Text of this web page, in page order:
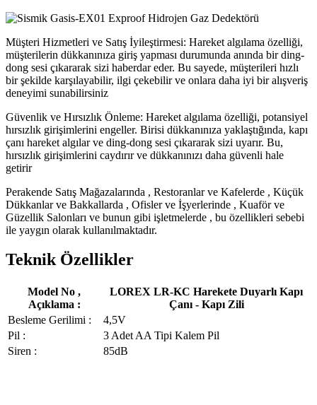
Müşteri Hizmetleri ve Satış İyileştirmesi: Hareket algılama özelliği,
müşterilerin dükkanınıza giriş yapması durumunda anında bir ding-
dong sesi çıkararak sizi haberdar eder. Bu sayede, müşterileri hızlı
bir şekilde karşılayabilir, ilgi çekebilir ve onlara daha iyi bir alışveriş
deneyimi sunabilirsiniz
Güvenlik ve Hırsızlık Önleme: Hareket algılama özelliği, potansiyel
hırsızlık girişimlerini engeller. Birisi dükkanınıza yaklaştığında, kapı
çanı hareket algılar ve ding-dong sesi çıkararak sizi uyarır. Bu,
hırsızlık girişimlerini caydırır ve dükkanınızı daha güvenli hale
getirir
Perakende Satış Mağazalarında , Restoranlar ve Kafelerde , Küçük
Dükkanlar ve Bakkallarda , Ofisler ve İşyerlerinde , Kuaför ve
Güzellik Salonları ve bunun gibi işletmelerde , bu özellikleri sebebi
ile yaygın olarak kullanılmaktadır.
Teknik Özellikler
Model No ,
Açıklama :
LOREX LR-KC Harekete Duyarlı Kapı
Çanı - Kapı Zili
Besleme Gerilimi :
4,5V
Pil :
3 Adet AA Tipi Kalem Pil
Siren :
85dB